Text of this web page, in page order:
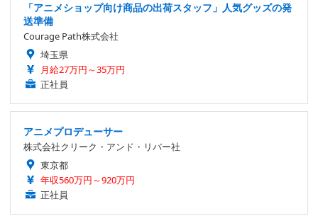
「アニメショップ向け商品の出荷スタッフ」人気グッズの発
送準備
Courage Path株式会社
埼玉県
月給27万円～35万円
正社員
アニメプロデューサー
株式会社クリーク・アンド・リバー社
東京都
年収560万円～920万円
正社員